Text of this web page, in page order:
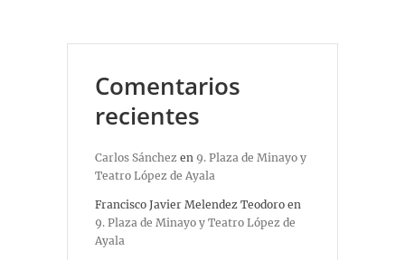
Comentarios
recientes
Carlos Sánchez en 9. Plaza de Minayo y
Teatro López de Ayala
Francisco Javier Melendez Teodoro en
9. Plaza de Minayo y Teatro López de
Ayala